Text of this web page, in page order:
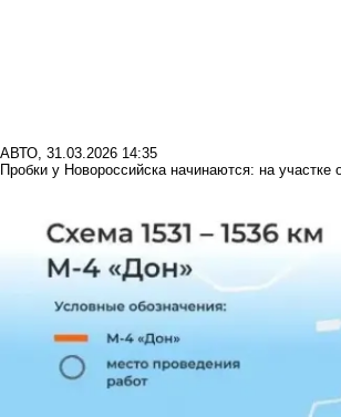
АВТО, 31.03.2026 14:35
Пробки у Новороссийска начинаются: на